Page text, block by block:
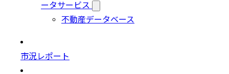
ータサービス
不動産データベース
市況レポート